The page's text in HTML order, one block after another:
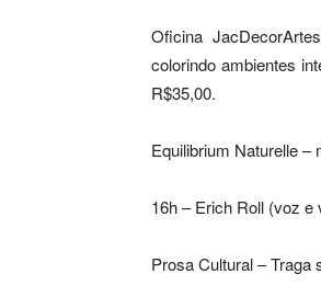
Oficina
colorindo ambientes
R$35,00.
Equilibrium Naturelle –
16h – Erich Roll (voz e
Prosa Cultural – Traga